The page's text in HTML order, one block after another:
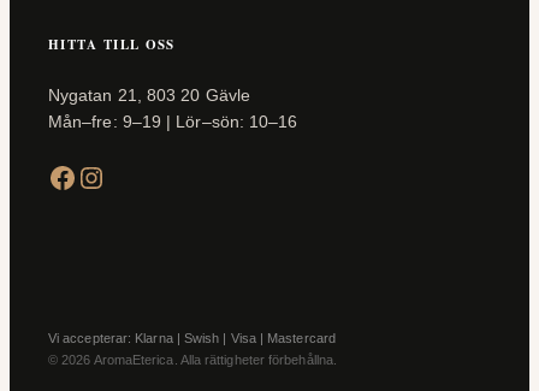
HITTA TILL OSS
Nygatan 21, 803 20 Gävle
Mån–fre: 9–19 | Lör–sön: 10–16
Facebook Instagram
Vi accepterar: Klarna | Swish | Visa | Mastercard
© 2026 AromaEterica. Alla rättigheter förbehållna.